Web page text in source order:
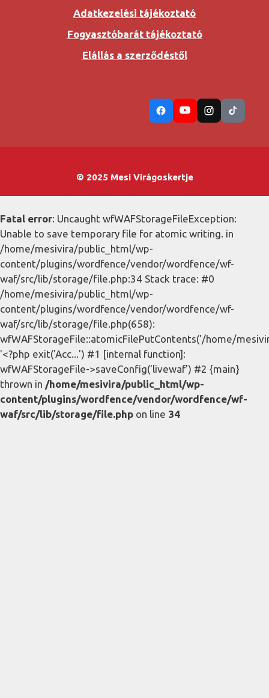
Adatkezelési tájékoztató
Fogyasztóbarát tájékoztató
Elállás a szerződéstől
© 2025 Mesi Virágoskertje
Fatal error: Uncaught wfWAFStorageFileException:
Unable to save temporary file for atomic writing. in
/home/mesivira/public_html/wp-
content/plugins/wordfence/vendor/wordfence/wf-
waf/src/lib/storage/file.php:34 Stack trace: #0
/home/mesivira/public_html/wp-
content/plugins/wordfence/vendor/wordfence/wf-
waf/src/lib/storage/file.php(658):
wfWAFStorageFile::atomicFilePutContents('/home/
'<?php exit('Acc...') #1 [internal function]:
wfWAFStorageFile->saveConfig('livewaf') #2 {main}
thrown in /home/mesivira/public_html/wp-
content/plugins/wordfence/vendor/wordfence/wf-
waf/src/lib/storage/file.php on line 34